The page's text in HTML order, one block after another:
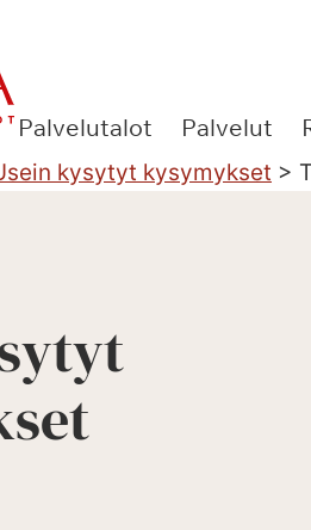
Palvelutalot Palvelut
kysytyt kysymykset >